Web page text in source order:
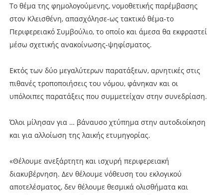
Το θέμα της φημολογούμενης, νομοθετικής παρέμβασης
στον Κλεισθένη, απασχόλησε-ως τακτικό θέμα-το
Περιφερειακό Συμβούλιο, το οποίο και άμεσα θα εκφραστεί
μέσω σχετικής ανακοίνωσης-ψηφίσματος.
Εκτός των δύο μεγαλύτερων παρατάξεων, αρνητικές στις
πιθανές τροποποιήσεις του νόμου, φάνηκαν και οι
υπόλοιπες παρατάξεις που συμμετείχαν στην συνεδρίαση.
Όλοι μίλησαν για … βάναυσο χτύπημα στην αυτοδιοίκηση
και για αλλοίωση της λαικής ετυμηγορίας.
«Θέλουμε ανεξάρτητη και ισχυρή περιφερειακή
διακυβέρνηση. Δεν θέλουμε νόθευση του εκλογικού
αποτελέσματος, δεν θέλουμε θεσμικά ολισθήματα και